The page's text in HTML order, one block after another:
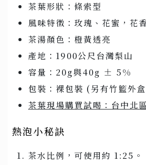
茶葉形狀：條索型
風味特徵：玫瑰、花蜜，花
茶湯顏色：橙黃透亮
產地：1900公尺台灣梨山
容量：20g與40g ± 5%
包裝：裸包裝 (另有竹籃外
茶葉現場購買試喝：台中北
熱泡小秘訣
茶水比例，可使用約 1:25。